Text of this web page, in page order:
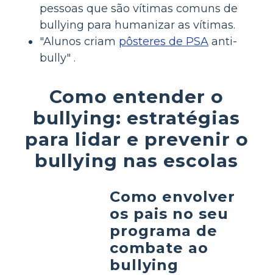
pessoas que são vítimas comuns de
bullying para humanizar as vítimas.
"Alunos criam pôsteres de PSA anti-
bully" .
Como entender o
bullying: estratégias
para lidar e prevenir o
bullying nas escolas
Como envolver
os pais no seu
programa de
combate ao
bullying